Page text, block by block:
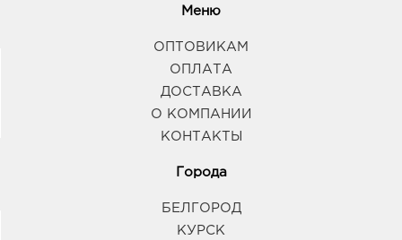
9:00 - 20:00
Воронеж Южный Полюс: 745.0 руб.
Ростовская, д. 58/24
График работы:9:00 - 21:00
Воронеж Линия Остужева: 745.0 руб.
Переверткина, д. 7
9:00 - 20:00
Меню
ОПТОВИКАМ
ОПЛАТА
ДОСТАВКА
О КОМПАНИИ
КОНТАКТЫ
Города
БЕЛГОРОД
КУРСК